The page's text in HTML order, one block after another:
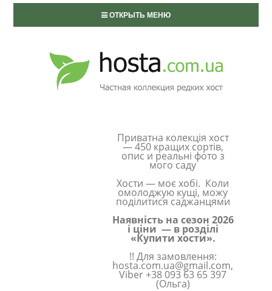
ОТКРЫТЬ МЕНЮ
Приватна колекція хост
— 450 кращих сортів,
опис и реальні фото з
мого саду
Хости — моє хобі. Коли
омолоджую кущі, можу
поділитися саджанцями
Наявність на сезон 2026
і ціни — в розділі
«Купити хости».
!! Для замовлення:
hosta.com.ua@gmail.com,
Viber +38 093 63 65 397
(Ольга)